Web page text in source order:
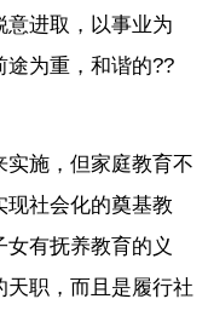
意进取，以事业为
途为重，和谐的??
施，但家庭教育不
现社会化的奠基教
有抚养教育的义
职，而且是履行社